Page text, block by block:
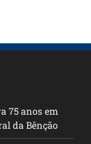
75 anos em
da Bênção